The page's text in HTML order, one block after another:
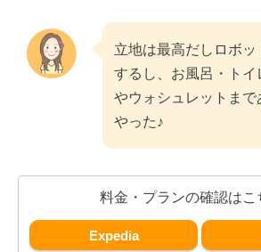
立地は最高だしロボッ
するし、お風呂・ト
やウォシュレットまで
やった♪
料金・プランの確認はこ
Expedia